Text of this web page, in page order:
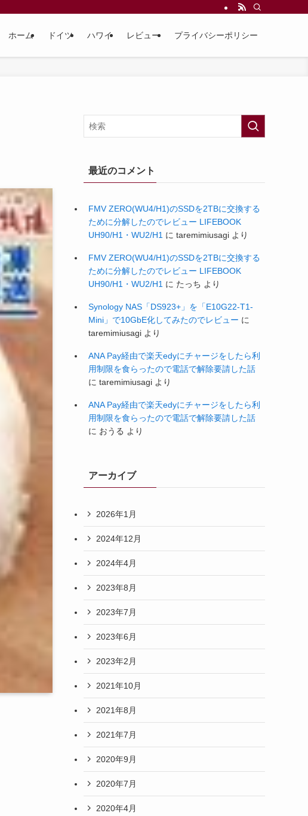
ホーム ドイツ ハワイ レビュー プライバシーポリシー
最近のコメント
FMV ZERO(WU4/H1)のSSDを2TBに交換する
ために分解したのでレビュー LIFEBOOK
UH90/H1・WU2/H1 に taremimiusagi より
FMV ZERO(WU4/H1)のSSDを2TBに交換する
ために分解したのでレビュー LIFEBOOK
UH90/H1・WU2/H1 に たっち より
Synology NAS「DS923+」を「E10G22-T1-
Mini」で10GbE化してみたのでレビュー に
taremimiusagi より
ANA Pay経由で楽天edyにチャージをしたら利
用制限を食らったので電話で解除要請した話
に taremimiusagi より
ANA Pay経由で楽天edyにチャージをしたら利
用制限を食らったので電話で解除要請した話
に おうる より
アーカイブ
2026年1月
2024年12月
2024年4月
2023年8月
2023年7月
2023年6月
2023年2月
2021年10月
2021年8月
2021年7月
2020年9月
2020年7月
2020年4月